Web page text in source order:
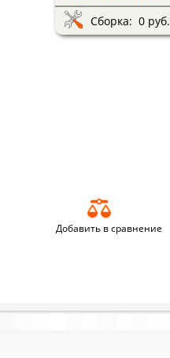
Сборка: 0 руб.
Добавить в сравнение